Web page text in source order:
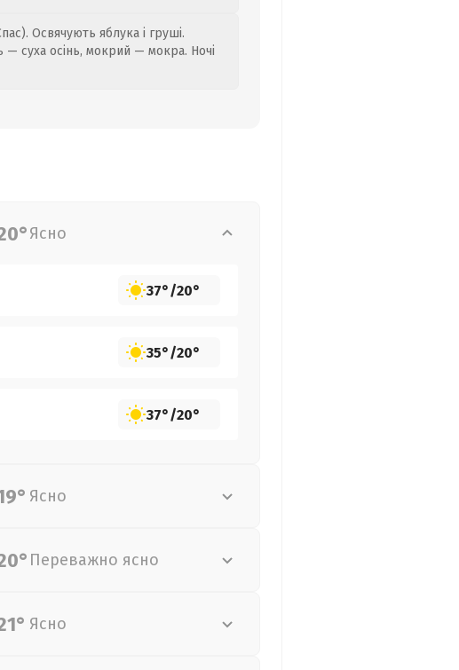
Освячують яблука і груші.
суха осінь, мокрий — мокра. Ночі
Ясно
37°/20°
35°/20°
37°/20°
Ясно
Переважно ясно
Ясно